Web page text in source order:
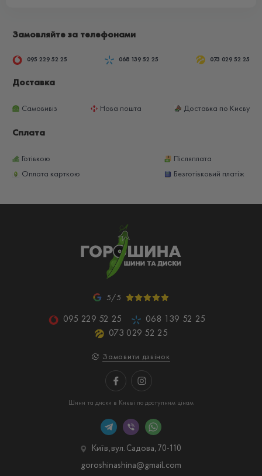
Замовляйте за телефонами
095 229 52 25 068 139 52 25 073 029 52 25
Доставка
Самовивіз Нова пошта Доставка по Києву
Сплата
Готівкою
Післяплата
Оплата карткою
Безготівковий платіж
5/5
095 229 52 25
068 139 52 25
073 029 52 25
Замовити дзвінок
Шини та диски в Києві по доступним цінам
Київ, вул. Садова, 70-110
goroshinashina@gmail.com